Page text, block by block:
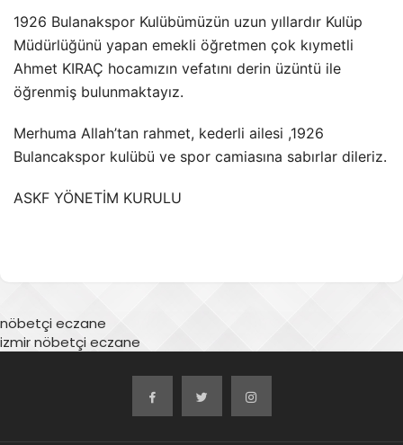
1926 Bulanakspor Kulübümüzün uzun yıllardır Kulüp
Müdürlüğünü yapan emekli öğretmen çok kıymetli
Ahmet KIRAÇ hocamızın vefatını derin üzüntü ile
öğrenmiş bulunmaktayız.
Merhuma Allah’tan rahmet, kederli ailesi ,1926
Bulancakspor kulübü ve spor camiasına sabırlar dileriz.
ASKF YÖNETİM KURULU
nöbetçi eczane
izmir nöbetçi eczane